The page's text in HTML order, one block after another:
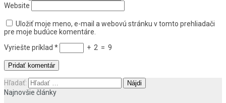
Website
Uložiť moje meno, e-mail a webovú stránku v tomto prehliadači
pre moje budúce komentáre.
Vyriešte príklad * + 2 = 9
Hľadať:
Najnovšie články